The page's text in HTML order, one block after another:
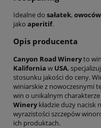
Idealne do sałatek,
jako aperitif.
Opis producenta
Canyon Road Wineryto
Kalifornia w USA,
stosunku jakości do ceny.
winiarskie z nowoczesnymi
win o unikalnym
Winerykładzie duży nacisk
wyrazistości szczepów
ich produktach.